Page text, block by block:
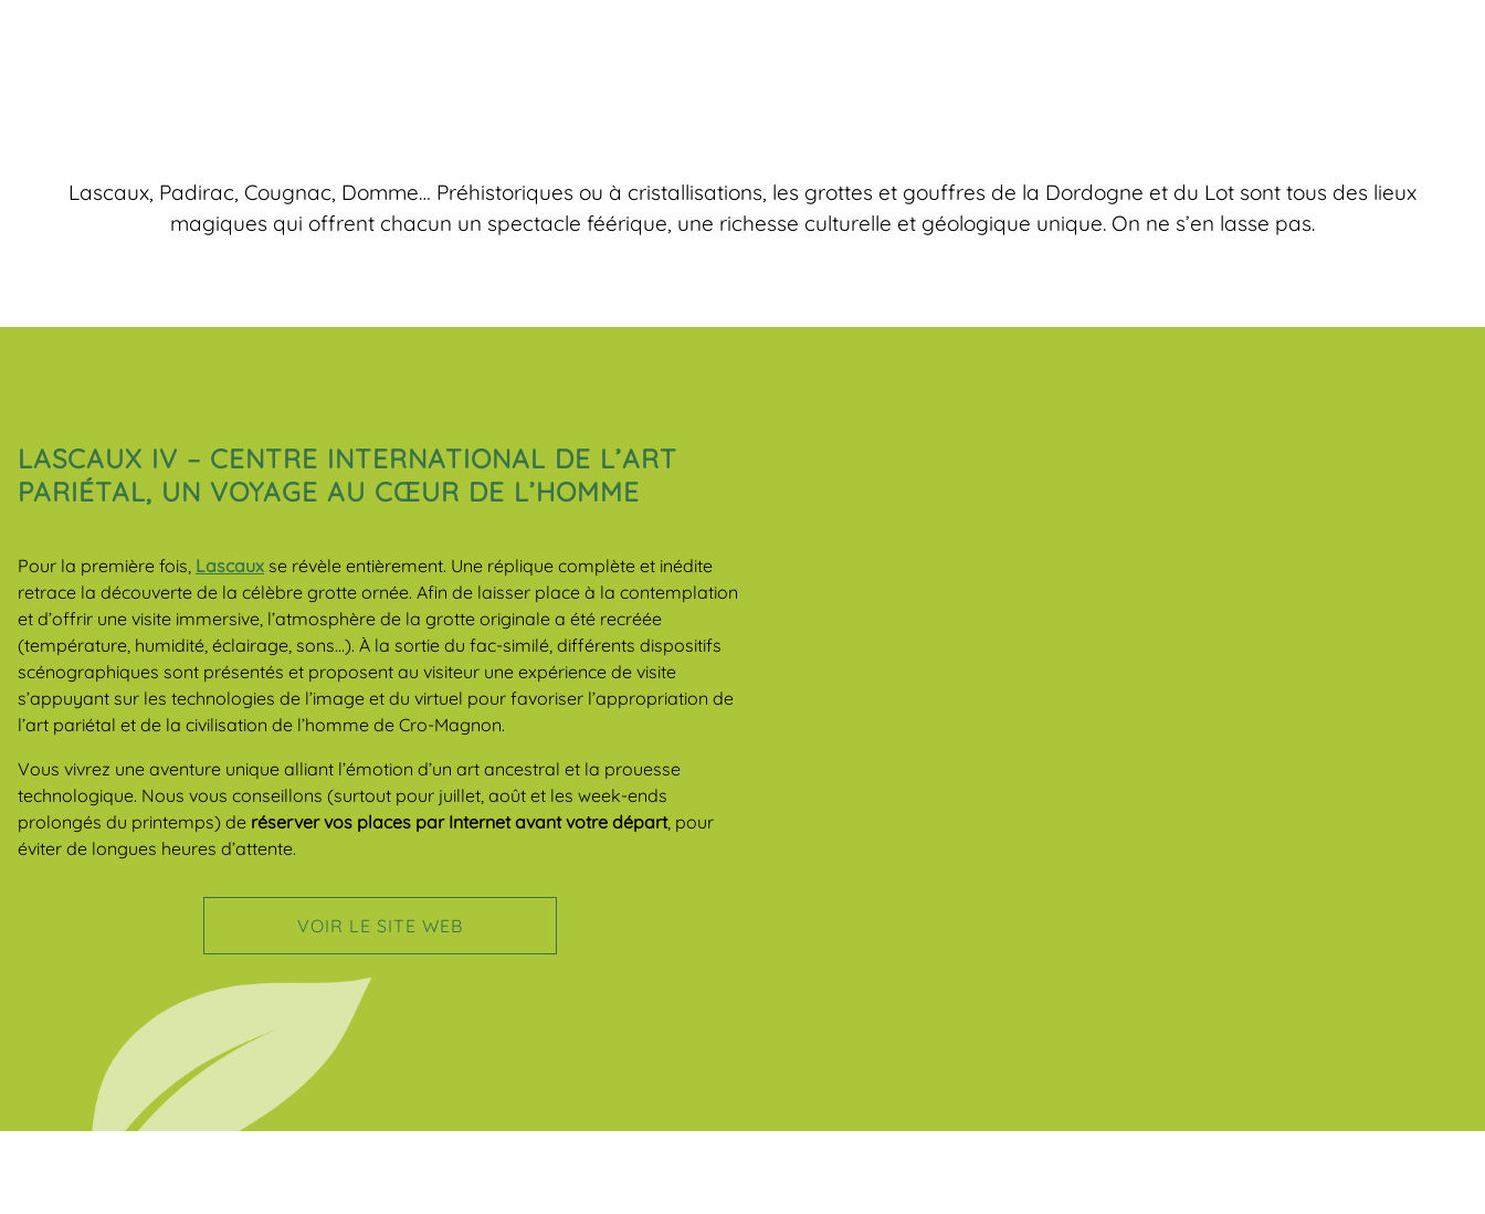
Lascaux, Padirac, Cougnac, Domme… Préhistoriques ou à cristallisations, les grottes et gouffres de la Dordogne et du Lot sont tous des lieux
magiques qui offrent chacun un spectacle féérique, une richesse culturelle et géologique unique. On ne s’en lasse pas.
LASCAUX IV – CENTRE INTERNATIONAL DE L’ART
PARIÉTAL, UN VOYAGE AU CŒUR DE L’HOMME
Pour la première fois, Lascaux se révèle entièrement. Une réplique complète et inédite
retrace la découverte de la célèbre grotte ornée. Afin de laisser place à la contemplation
et d’offrir une visite immersive, l’atmosphère de la grotte originale a été recréée
(température, humidité, éclairage, sons…). À la sortie du fac-similé, différents dispositifs
scénographiques sont présentés et proposent au visiteur une expérience de visite
s’appuyant sur les technologies de l’image et du virtuel pour favoriser l’appropriation de
l’art pariétal et de la civilisation de l’homme de Cro-Magnon.
Vous vivrez une aventure unique alliant l’émotion d’un art ancestral et la prouesse
technologique. Nous vous conseillons (surtout pour juillet, août et les week-ends
prolongés du printemps) de réserver vos places par Internet avant votre départ, pour
éviter de longues heures d’attente.
VOIR LE SITE WEB